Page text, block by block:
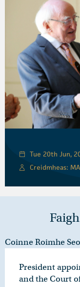
Tue 20th Jun,
Creidmheas:
Coinne Roimhe Seo
President
and the Court